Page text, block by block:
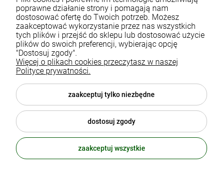
790 727 174
sklep@eko-familia.pl
Informacje o sklepie
Suplementy diety
Popularne kategorie
Moje konto
poprawne działanie strony i pomagają nam
dostosować ofertę do Twoich potrzeb. Możesz
zaakceptować wykorzystanie przez nas wszystkich
tych plików i przejść do sklepu lub dostosować użycie
plików do swoich preferencji, wybierając opcję
"Dostosuj zgody".
Więcej o plikach cookies przeczytasz w naszej
Polityce prywatności.
zaakceptuj tylko niezbędne
dostosuj zgody
zaakceptuj wszystkie
Zasubskrybuj nasz newsletter
i otrzymaj5% rabatu na zakupy.
Twój email